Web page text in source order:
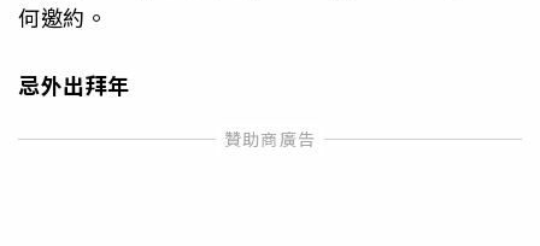
何邀約。
忌外出拜年